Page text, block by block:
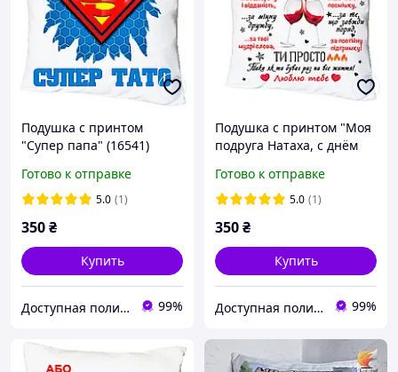
Подушка с принтом
"Супер папа" (16541)
Готово к отправке
5.0 (1)
350₴
Купить
Доступная полиграфия в городе Кропивницком 99%
Подушка с принтом "Моя
подруга Натаха, с днём
Готово к отправке
5.0 (1)
350₴
Купить
Доступная полиграфия в городе Кропивницком 99%